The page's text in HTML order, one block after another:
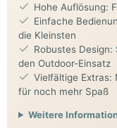
Hohe Auflösung:
Einfache
die Kleinsten
Robustes
den Outdoor-Einsatz
Vielfältige Extras:
für noch mehr Spaß
Weitere